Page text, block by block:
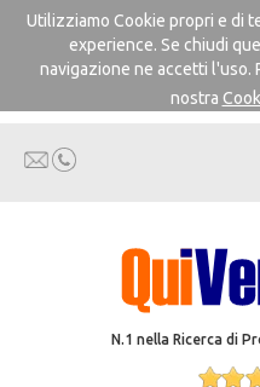
Utilizziamo Cookie propri e di
experience. Se chiudi
navigazione ne accetti l'uso.
nostra
N.1 nella Ricerca di